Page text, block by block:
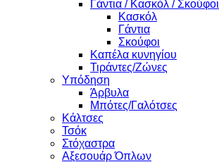
Γάντια / Κασκόλ / Σκούφοι
Κασκόλ
Γάντια
Σκούφοι
Καπέλα κυνηγίου
Τιράντες/Ζώνες
Υπόδηση
Άρβυλα
Μπότες/Γαλότσες
Κάλτσες
Τσόκ
Στόχαστρα
Αξεσουάρ Όπλων